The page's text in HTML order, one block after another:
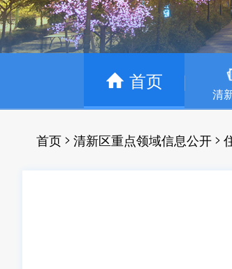
首页
清
首页 > 清新区重点领域信息公开 >